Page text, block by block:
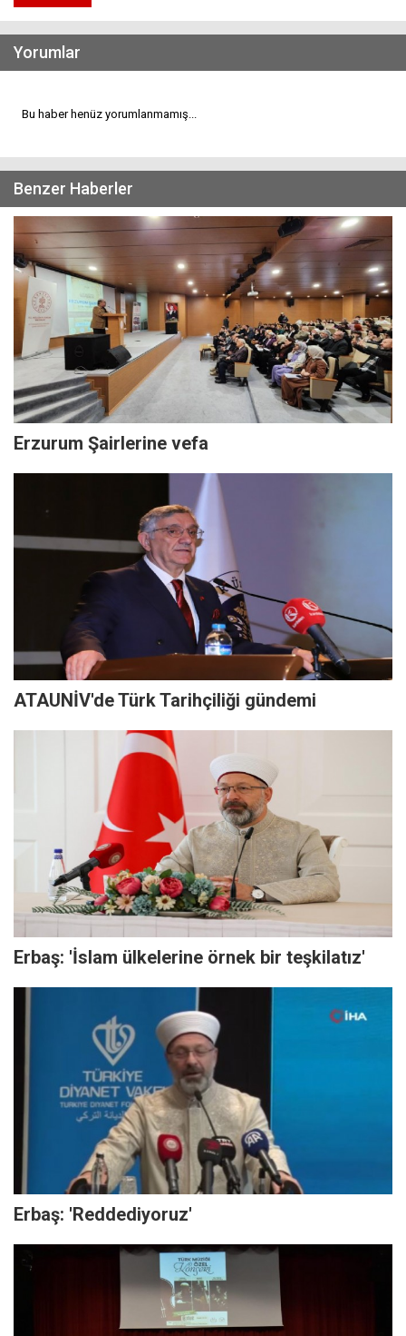
Yorumlar
Bu haber henüz yorumlanmamış...
Benzer Haberler
Erzurum Şairlerine vefa
ATAUNİV'de Türk Tarihçiliği gündemi
Erbaş: 'İslam ülkelerine örnek bir teşkilatız'
Erbaş: 'Reddediyoruz'